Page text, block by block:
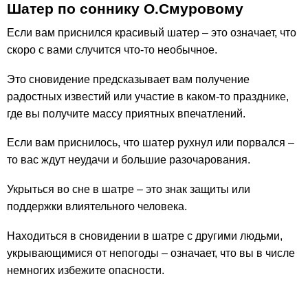
Шатер по соннику О.Смуровому
Если вам приснился красивый шатер – это означает, что
скоро с вами случится что-то необычное.
Это сновидение предсказывает вам получение
радостных известий или участие в каком-то празднике,
где вы получите массу приятных впечатлений.
Если вам приснилось, что шатер рухнул или порвался –
то вас ждут неудачи и большие разочарования.
Укрыться во сне в шатре – это знак защиты или
поддержки влиятельного человека.
Находиться в сновидении в шатре с другими людьми,
укрывающимися от непогоды – означает, что вы в числе
немногих избежите опасности.